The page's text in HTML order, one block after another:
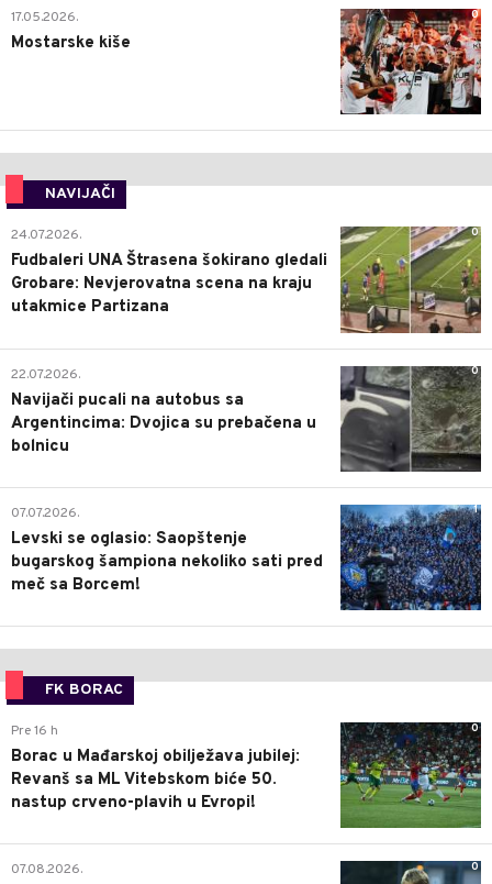
0
17.05.2026.
Mostarske kiše
NAVIJAČI
0
24.07.2026.
Fudbaleri UNA Štrasena šokirano gledali
Grobare: Nevjerovatna scena na kraju
utakmice Partizana
0
22.07.2026.
Navijači pucali na autobus sa
Argentincima: Dvojica su prebačena u
bolnicu
1
07.07.2026.
Levski se oglasio: Saopštenje
bugarskog šampiona nekoliko sati pred
meč sa Borcem!
FK BORAC
0
Pre 16 h
Borac u Mađarskoj obilježava jubilej:
Revanš sa ML Vitebskom biće 50.
nastup crveno-plavih u Evropi!
0
07.08.2026.